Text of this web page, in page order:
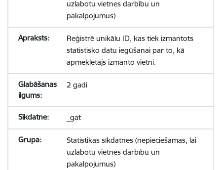
uzlabotu vietnes darbību un
pakalpojumus)
Reģistrē unikālu ID, kas tiek izmantots
statistisko datu iegūšanai par to, kā
apmeklētājs izmanto vietni.
2 gadi
_gat
Statistikas sīkdatnes (nepieciešamas, lai
uzlabotu vietnes darbību un
pakalpojumus)